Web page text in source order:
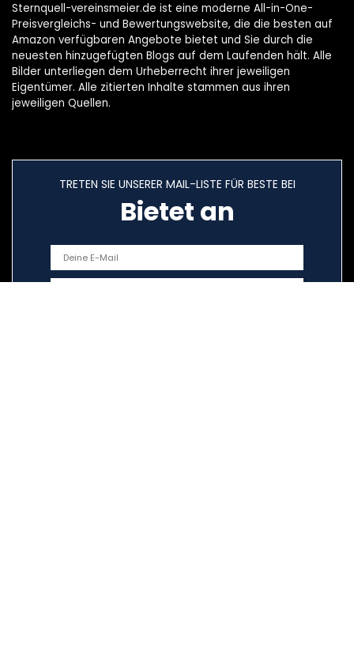
Sternquell-vereinsmeier.de ist eine moderne All-in-One-
Preisvergleichs- und Bewertungswebsite, die die besten auf
Amazon verfügbaren Angebote bietet und Sie durch die
neuesten hinzugefügten Blogs auf dem Laufenden hält. Alle
Bilder unterliegen dem Urheberrecht ihrer jeweiligen
Eigentümer. Alle zitierten Inhalte stammen aus ihren
jeweiligen Quellen.
TRETEN SIE UNSERER MAIL-LISTE FÜR BESTE BEI
Bietet an